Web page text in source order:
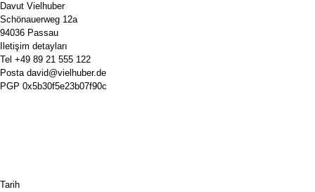
Davut Vielhuber
Schönauerweg 12a
94036 Passau
Iletişim detayları
Tel +49 89 21 555 122
Posta david@vielhuber.de
PGP 0x5b30f5e23b07f90c
Tarih